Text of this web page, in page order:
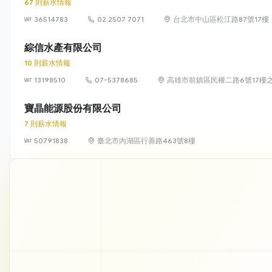
67 則薪水情報
36514783
02 2507 7071 台北市中山區松江路87號17樓
綜信水產有限公司
10 則薪水情報
13198510
07-5378685 高雄市前鎮區民權二路6號17樓
寶晶能源股份有限公司
7 則薪水情報
50791838
臺北市內湖區行善路463號8樓